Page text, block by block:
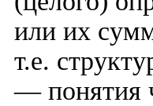
или их
т.е.
— понятия